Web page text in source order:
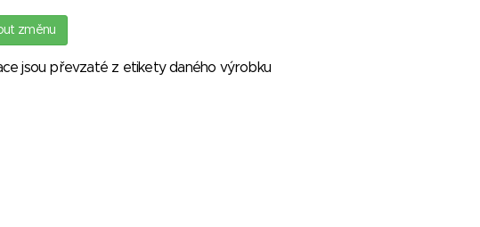
změnu
jsou převzaté z etikety daného výrobku